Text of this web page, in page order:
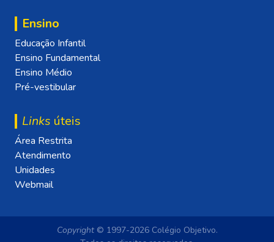
Ensino
Educação Infantil
Ensino Fundamental
Ensino Médio
Pré-vestibular
Links úteis
Área Restrita
Atendimento
Unidades
Webmail
Copyright© 1997-2026 Colégio Objetivo.